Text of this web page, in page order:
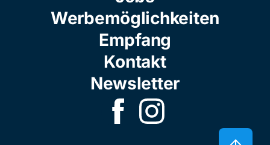
Werbemöglichkeiten
Empfang
Kontakt
Newsletter